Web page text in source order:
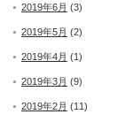
2019年6月 (3)
2019年5月 (2)
2019年4月 (1)
2019年3月 (9)
2019年2月 (11)